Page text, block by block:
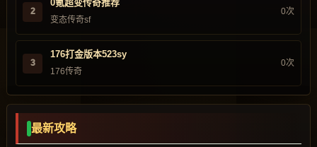
2
0氪超变传奇推荐
变态传奇sf
0次
3
176打金版本523sy
176传奇
0次
最新攻略